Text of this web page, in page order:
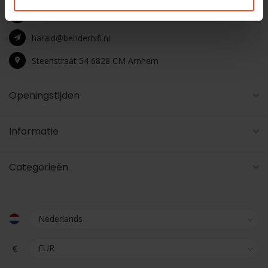
+31 26 4453541
harald@benderhifi.nl
Steenstraat 54 6828 CM Arnhem
Openingstijden
Informatie
Categorieën
€